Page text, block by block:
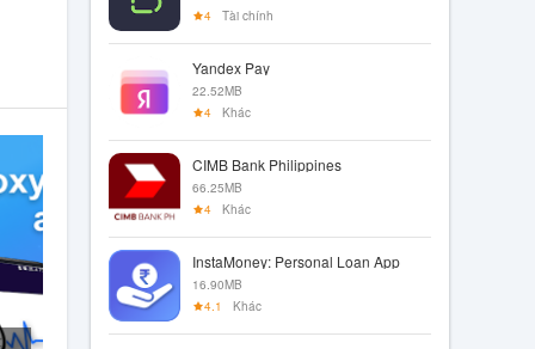
4
Tài chính
Yandex Pay
22.52MB
4
Khác
CIMB Bank Philippines
66.25MB
4
Khác
InstaMoney: Personal Loan App
16.90MB
4.1
Khác